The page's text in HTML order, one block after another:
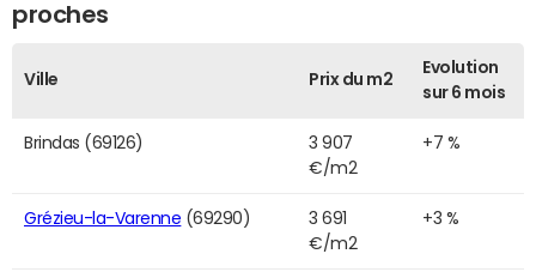
proches
Ville Prix du m2
Evolution
sur 6 mois
Brindas (69126)
3 907
€/m2
+7 %
Grézieu-la-Varenne (69290)
3 691
€/m2
+3 %